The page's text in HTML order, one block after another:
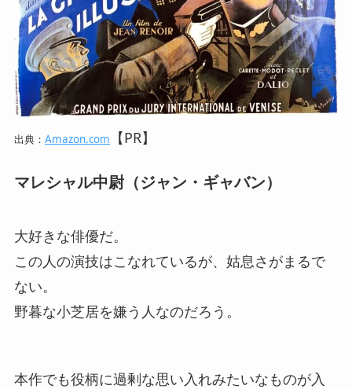
出典： Amazon.com 【PR】
マレシャル中尉（ジャン・ギャバン）
大好きな俳優だ。
この人の演技はこなれているが、姑息さがまるで
ない。
野暮な小芝居を嫌う人なのだろう。
本作でも役柄に過剰な思い入れみたいなものが入